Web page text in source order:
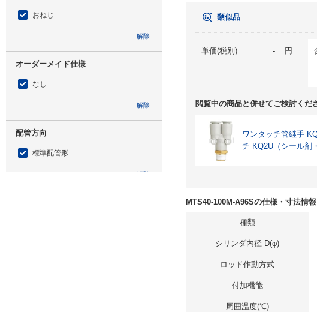
おねじ
解除
オーダーメイド仕様
なし
解除
配管方向
標準配管形
解除
類似品
単価(税別) - 円
閲覧中の商品と併せてご検討くだ
ワンタッチ管継手
チ KQ2U（シール剤
MTS40-100M-A96Sの仕様・寸法情報
種類
シリンダ内径 D(φ)
ロッド作動方式
付加機能
周囲温度(℃)